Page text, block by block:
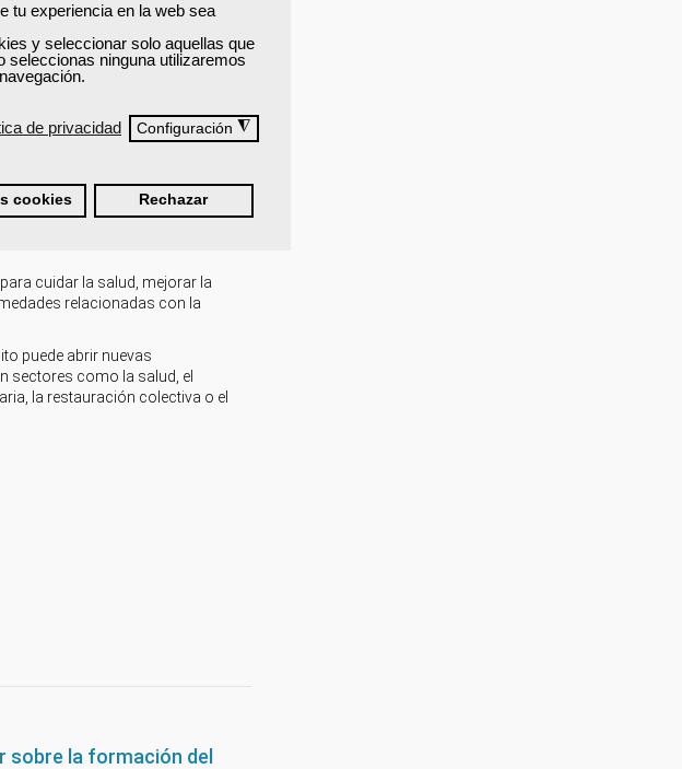
tu experiencia en la web sea
y seleccionar solo aquellas que
seleccionas ninguna utilizaremos
de privacidad Configuración ◮
cookies Rechazar
en Femxa
cuidar la salud, mejorar la
relacionadas con la
puede abrir nuevas
sectores como la salud, el
la restauración colectiva o el
sobre la formación del